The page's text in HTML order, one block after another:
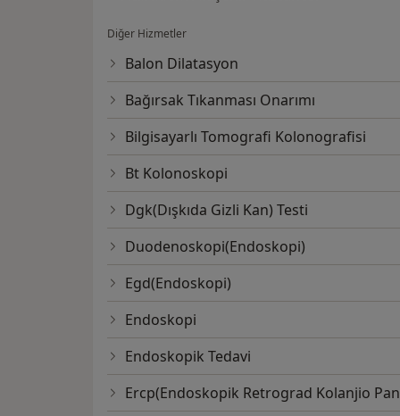
Diğer Hizmetler
Balon Dilatasyon
Bağırsak Tıkanması Onarımı
Bilgisayarlı Tomografi Kolonografisi
Bt Kolonoskopi
Dgk(Dışkıda Gizli Kan) Testi
Duodenoskopi(Endoskopi)
Egd(Endoskopi)
Endoskopi
Endoskopik Tedavi
Ercp(Endoskopik Retrograd Kolanjio